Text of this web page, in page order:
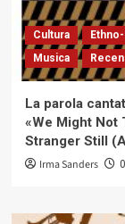
Cultura
Musica
La parola
«We Might Not
Stranger Still
Irma Sanders